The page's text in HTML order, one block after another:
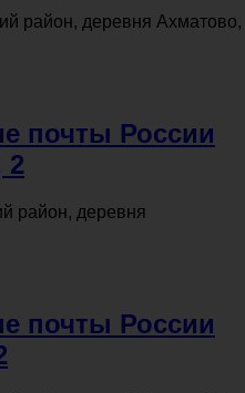
район, деревня Ахматово,
почты России
2
район, деревня
почты России